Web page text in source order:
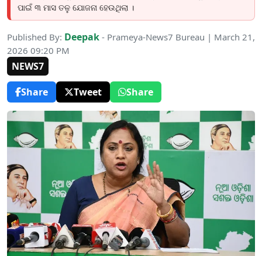
ପାଇଁ ୩ ମାସ ତଳୁ ଯୋଜନା ହେଉଥିଲା ।
Published By: Deepak - Prameya-News7 Bureau | March 21,
2026 09:20 PM
NEWS7
Share
Tweet Share